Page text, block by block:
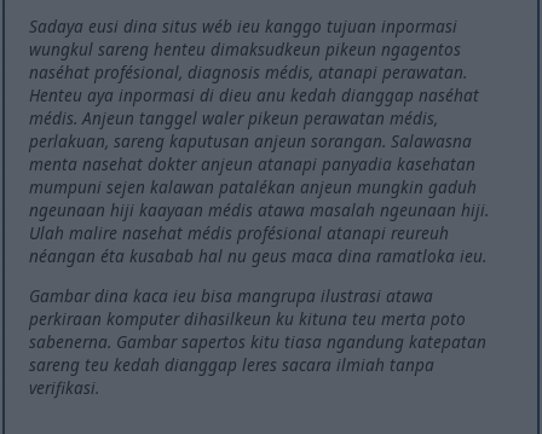
Sadaya eusi dina situs wéb ieu kanggo tujuan inpormasi
wungkul sareng henteu dimaksudkeun pikeun ngagentos
naséhat profésional, diagnosis médis, atanapi perawatan.
Henteu aya inpormasi di dieu anu kedah dianggap naséhat
médis. Anjeun tanggel waler pikeun perawatan médis,
perlakuan, sareng kaputusan anjeun sorangan. Salawasna
menta nasehat dokter anjeun atanapi panyadia kasehatan
mumpuni sejen kalawan patalékan anjeun mungkin gaduh
ngeunaan hiji kaayaan médis atawa masalah ngeunaan hiji.
Ulah malire nasehat médis profésional atanapi reureuh
néangan éta kusabab hal nu geus maca dina ramatloka ieu.
Gambar dina kaca ieu bisa mangrupa ilustrasi atawa
perkiraan komputer dihasilkeun ku kituna teu merta poto
sabenerna. Gambar sapertos kitu tiasa ngandung katepatan
sareng teu kedah dianggap leres sacara ilmiah tanpa
verifikasi.